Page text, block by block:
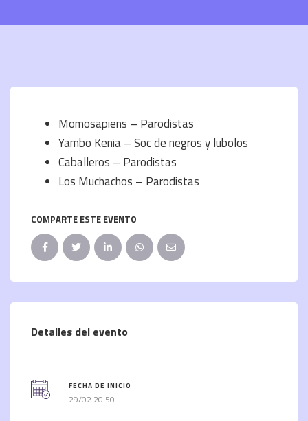
Momosapiens – Parodistas
Yambo Kenia – Soc de negros y lubolos
Caballeros – Parodistas
Los Muchachos – Parodistas
COMPARTE ESTE EVENTO
Detalles del evento
FECHA DE INICIO
29/02 20:50